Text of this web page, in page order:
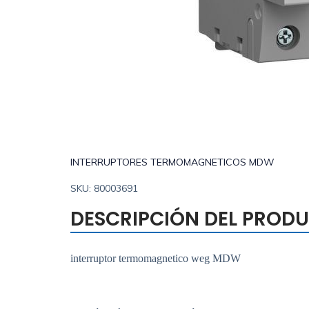
INTERRUPTORES TERMOMAGNETICOS MDW
SKU: 80003691
DESCRIPCIÓN DEL
interruptor termomagnetico weg MDW